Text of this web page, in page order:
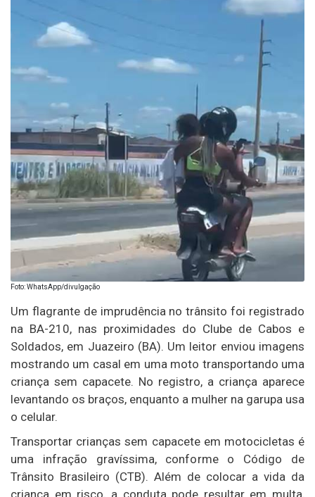
Foto: WhatsApp/divulgação
Um flagrante de imprudência no trânsito foi registrado
na BA-210, nas proximidades do Clube de Cabos e
Soldados, em Juazeiro (BA). Um leitor enviou imagens
mostrando um casal em uma moto transportando uma
criança sem capacete. No registro, a criança aparece
levantando os braços, enquanto a mulher na garupa usa
o celular.
Transportar crianças sem capacete em motocicletas é
uma infração gravíssima, conforme o Código de
Trânsito Brasileiro (CTB). Além de colocar a vida da
criança em risco, a conduta pode resultar em multa,